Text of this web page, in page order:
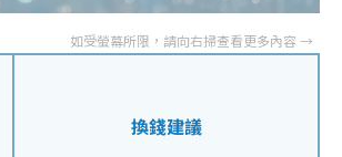
換錢建議